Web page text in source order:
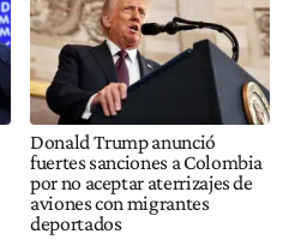
Donald Trump anunció
fuertes sanciones a Colombia
por no aceptar aterrizajes de
aviones con migrantes
deportados